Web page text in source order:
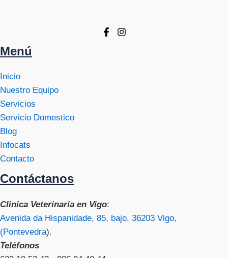
Menú
Inicio
Nuestro Equipo
Servicios
Servicio Domestico
Blog
Infocats
Contacto
Contáctanos
Clinica Veterinaria en Vigo:
Avenida da Hispanidade, 85, bajo, 36203 Vigo,
(Pontevedra).
Teléfonos